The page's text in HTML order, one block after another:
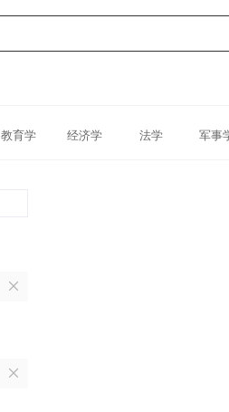
教育学 经济学 法学 军事